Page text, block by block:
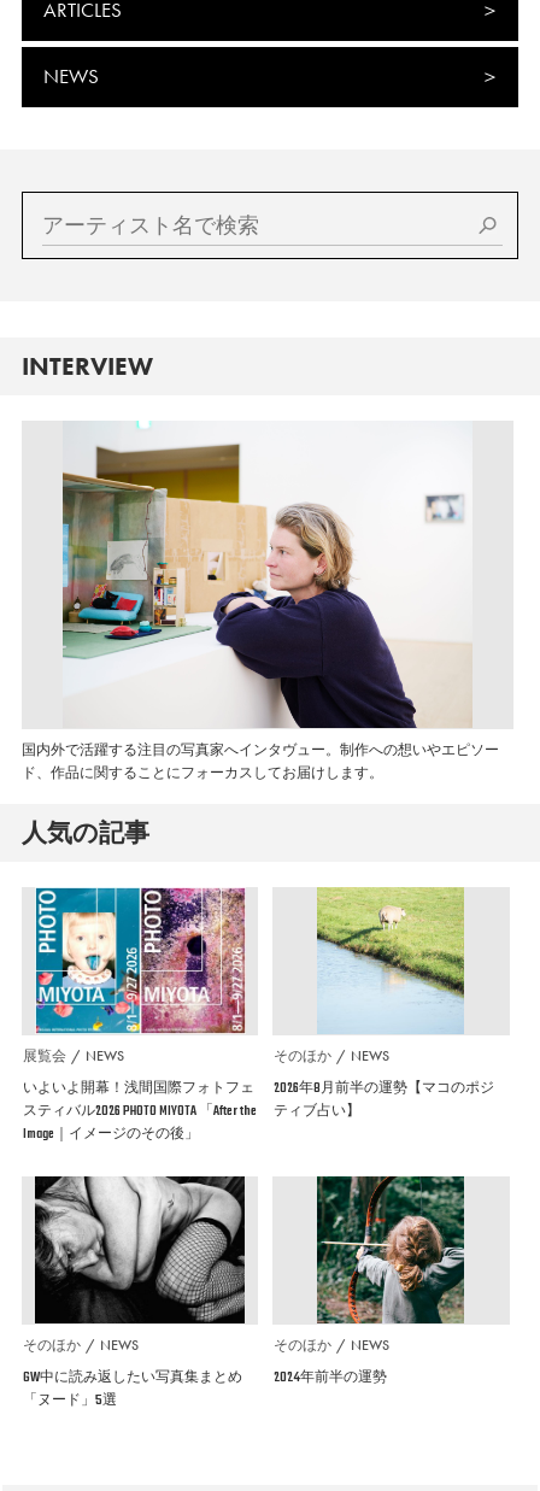
ARTICLES
NEWS
INTERVIEW
国内外で活躍する注目の写真家へインタヴュー。制作への想いやエピソー
ド、作品に関することにフォーカスしてお届けします。
人気の記事
展覧会 NEWS
いよいよ開幕！浅間国際フォトフェ
スティバル2026 PHOTO MIYOTA 「After the
Image｜イメージのその後」
そのほか NEWS
2026年8月前半の運勢【マコのポジ
ティブ占い】
そのほか NEWS
GW中に読み返したい写真集まとめ
「ヌード」5選
そのほか NEWS
2024年前半の運勢